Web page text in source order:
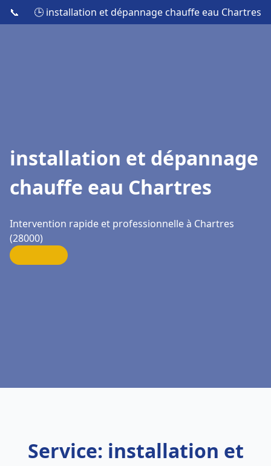
📞 🕒 installation et dépannage chauffe eau Chartres
installation et dépannage
chauffe eau Chartres
Intervention rapide et professionnelle à Chartres
(28000)
Service: installation et